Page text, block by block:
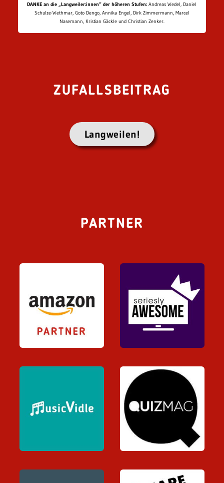
DANKE an die „Langweiler:innen“ der höheren Stufen: Andreas Wedel, Daniel
Schulze-Wethmar, Goto Dengo, Annika Engel, Dirk Zimmermann, Marcel
Nasemann, Kristian Gäckle und Christian Zenker.
ZUFALLSBEITRAG
Langweilen!
PARTNER